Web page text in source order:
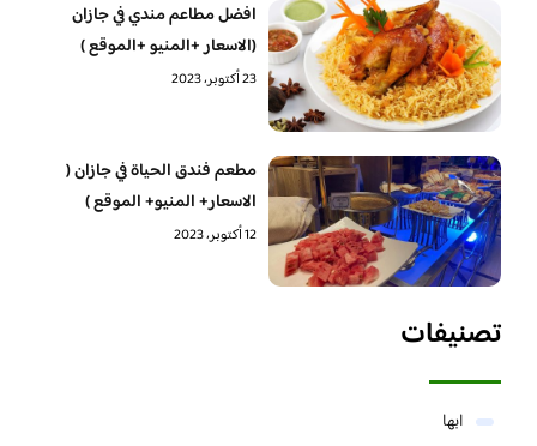
افضل مطاعم مندي في جازان
(الاسعار +المنيو +الموقع )
23 أكتوبر، 2023
مطعم فندق الحياة في جازان (
الاسعار+ المنيو+ الموقع )
12 أكتوبر، 2023
تصنيفات
ابها